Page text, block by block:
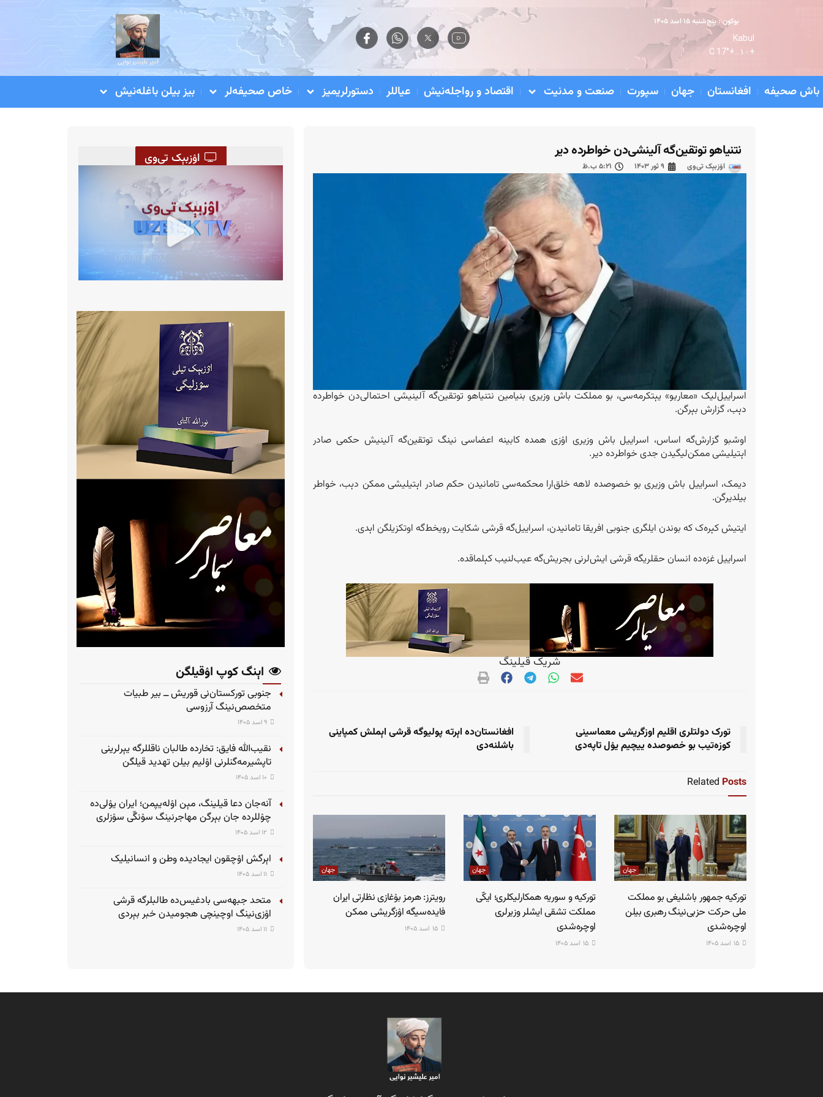
بوکون : پنج‌شنبه ۱۵ اسد ۱۴۰۵
Kabul
+ ۱۰... +
17° C
باش صحیفه افغانستان جهان سپورت صنعت و مدنیت اقتصاد و رواجله‌نیش عیاللر دستورلریمیز خاص صحیفه‌لر بیز بیلن باغله‌نیش
اۉزبېک تی‌وی
اېنگ کوپ اۉقیلگن
جنوبی تورکستان‌نی قوریش ــ بیر طبیات
متخصص‌نینگ آرزوسی
نقیب‌الله فایق: تخارده طالبان ناقللرگه یېرلرینی
تاپشیرمه‌گنلرنی اۉلیم بیلن تهدید قیلگن
آنه‌جان دعا قیلینگ، مېن اۉله‌یپمن؛ ایران یۉلی‌ده
چۉللرده جان بېرگن مهاجرنینگ سۉنگّی سۉزلری
اېرگش اۉچقون ایجادیده وطن و انسانیلیک
متحد جبهه‌سی بادغیس‌ده طالبلرگه قرشی
اۉزی‌نینگ اوچینچی هجومیدن خبر بېردی
نتنیاهو توتقین‌گه آلینشی‌دن خواطرده دیر
اۉزبېک تی‌وی ۹ ثور ۱۴۰۳ ۵:۲۱ ب.ظ
اسراییل‌لیک «معاریو» یېتکرمه‌سی، بو مملکت باش وزیری بنیامین نتنیاهو توتقین‌گه آلینیشی احتمالی‌دن خواطرده
دېب، گزارش بېرگن.
اوشبو گزارش‌گه اساس، اسراییل باش وزیری اۉزی همده کابینه اعضاسی نینگ توتقین‌گه آلینیش حکمی صادر
اېتیلیشی ممکن‌لیگیدن جدی خواطرده دیر.
دیمک، اسراییل باش وزیری بو خصوصده لاهه خلق‌ارا محکمه‌سی تامانیدن حکم صادر اېتیلیشی ممکن دېب، خواطر
بیلدیرگن.
ایتیش کېره‌ک که بوندن ایلگری جنوبی افریقا تامانیدن، اسراییل‌گه قرشی شکایت رویخط‌گه اوتکزیلگن اېدی.
اسراییل غزه‌ده انسان حقلریگه قرشی ایش‌لرنی بجریش‌گه عیب‌لنیب کېلماقده.
شریک قیلینگ
تورک دولتلری اقلیم اوزگریشی معماسینی
کوزه‌تیب بو خصوصده ییچیم یۉل تاپه‌دی
افغانستان‎‌ده اېرته پولیوگه قرشی اېملش کمپاینی
باشلنه‌دی
Related Posts
جهان
تورکیه جمهور باشلیغی بو مملکت
ملی حرکت حزبی‌نینگ رهبری بیلن
اوچره‌شدی
۱۵ اسد ۱۴۰۵
جهان
تورکیه و سوریه همکارلیکلری؛ ایکّی
مملکت تشقی ایشلر وزیرلری
اوچره‌شدی
۱۵ اسد ۱۴۰۵
جهان
رویترز: هرمز بۉغازی نظارتی ایران
فایده‌سیگه اۉزگریشی ممکن
۱۵ اسد ۱۴۰۵